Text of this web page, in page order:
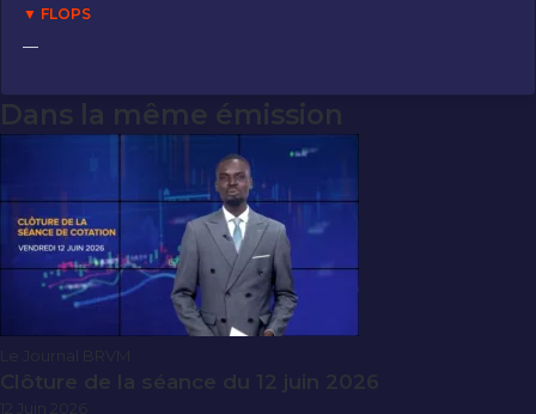
▼ FLOPS
—
Dans la même émission
Le Journal BRVM
Clôture de la séance du 12 juin 2026